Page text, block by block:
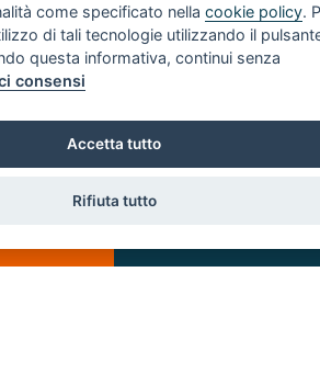
come specificato nellacookie policy.
di tali tecnologie utilizzando il
questa informativa, continui senza
consensi
Accetta tutto
Rifiuta tutto